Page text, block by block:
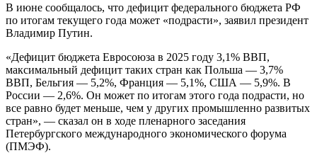
В июне сообщалось, что дефицит федерального бюджета РФ
по итогам текущего года может «подрасти», заявил президент
Владимир Путин.
«Дефицит бюджета Евросоюза в 2025 году 3,1% ВВП,
максимальный дефицит таких стран как Польша — 3,7%
ВВП, Бельгия — 5,2%, Франция — 5,1%, США — 5,9%. В
России — 2,6%. Он может по итогам этого года подрасти, но
все равно будет меньше, чем у других промышленно развитых
стран», — сказал он в ходе пленарного заседания
Петербургского международного экономического форума
(ПМЭФ).